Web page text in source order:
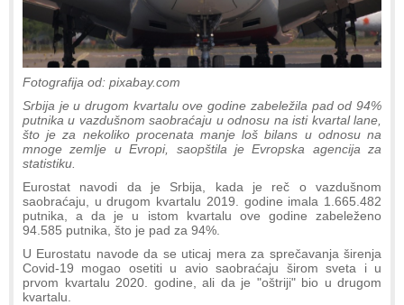
Fotografija od: pixabay.com
Srbija je u drugom kvartalu ove godine zabeležila pad od 94%
putnika u vazdušnom saobraćaju u odnosu na isti kvartal lane,
što je za nekoliko procenata manje loš bilans u odnosu na
mnoge zemlje u Evropi, saopštila je Evropska agencija za
statistiku.
Eurostat navodi da je Srbija, kada je reč o vazdušnom
saobraćaju, u drugom kvartalu 2019. godine imala 1.665.482
putnika, a da je u istom kvartalu ove godine zabeleženo
94.585 putnika, što je pad za 94%.
U Eurostatu navode da se uticaj mera za sprečavanja širenja
Covid-19 mogao osetiti u avio saobraćaju širom sveta i u
prvom kvartalu 2020. godine, ali da je "oštriji" bio u drugom
kvartalu.